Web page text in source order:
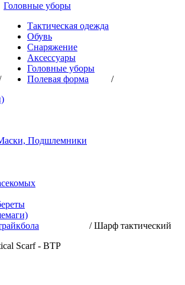
Головные уборы
Тактическая одежда
Обувь
Снаряжение
Аксессуары
Головные уборы
Полевая форма
/
Подшлемники
/Шарф тактический
Scarf - BTP